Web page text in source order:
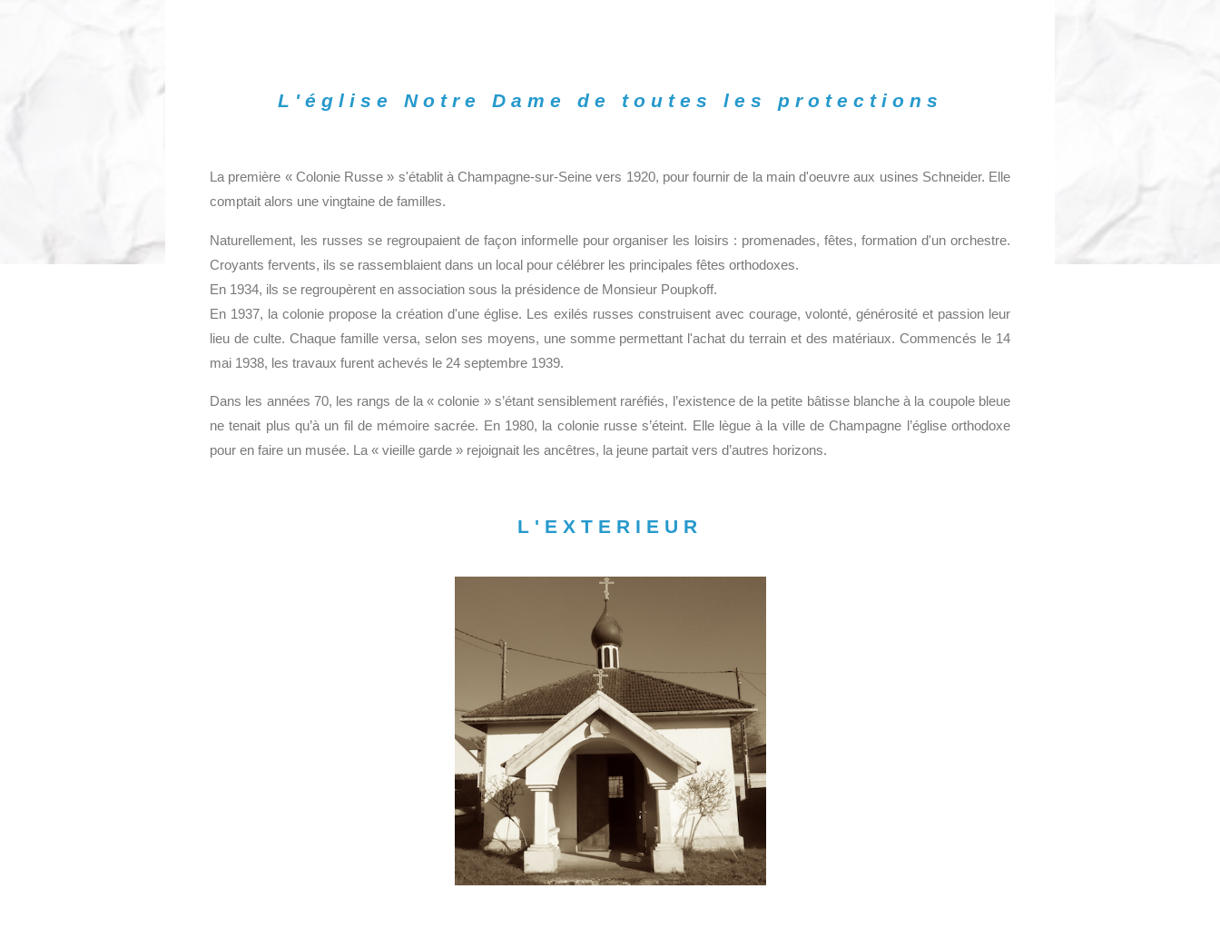
L'église Notre Dame de toutes les protections
La première « Colonie Russe » s'établit à Champagne-sur-Seine vers 1920, pour fournir de la main d'oeuvre aux usines Schneider. Elle
comptait alors une vingtaine de familles.
Naturellement, les russes se regroupaient de façon informelle pour organiser les loisirs : promenades, fêtes, formation d'un orchestre.
Croyants fervents, ils se rassemblaient dans un local pour célébrer les principales fêtes orthodoxes.
En 1934, ils se regroupèrent en association sous la présidence de Monsieur Poupkoff.
En 1937, la colonie propose la création d'une église. Les exilés russes construisent avec courage, volonté, générosité et passion leur
lieu de culte. Chaque famille versa, selon ses moyens, une somme permettant l'achat du terrain et des matériaux. Commencés le 14
mai 1938, les travaux furent achevés le 24 septembre 1939.
Dans les années 70, les rangs de la « colonie » s’étant sensiblement raréfiés, l’existence de la petite bâtisse blanche à la coupole bleue
ne tenait plus qu’à un fil de mémoire sacrée. En 1980, la colonie russe s’éteint. Elle lègue à la ville de Champagne l’église orthodoxe
pour en faire un musée. La « vieille garde » rejoignait les ancêtres, la jeune partait vers d’autres horizons.
L'EXTERIEUR